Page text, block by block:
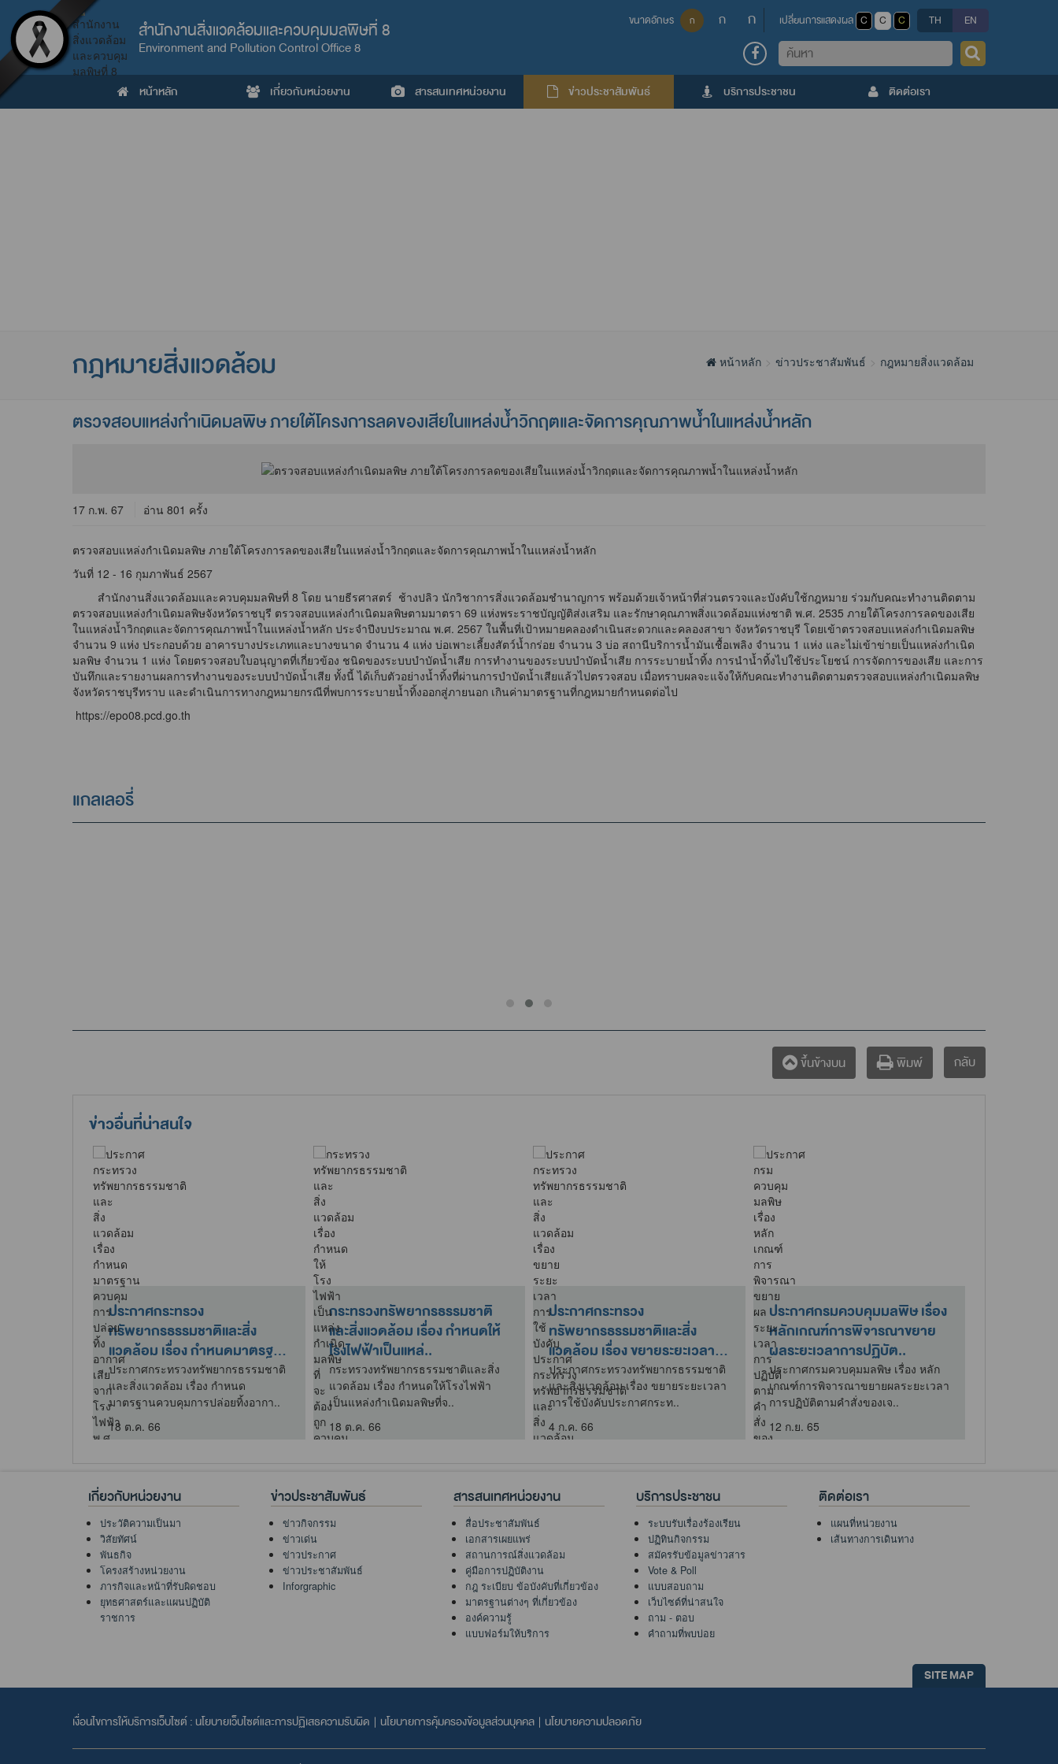
สำนักงานสิ่งแวดล้อมและควบคุมมลพิษที่ 8
Environment and Pollution Control Office 8
ขนาดอักษร ก ก ก เปลี่ยนการแสดงผล C C C TH EN
ค้นหา
หน้าหลัก เกี่ยวกับหน่วยงาน สารสนเทศหน่วยงาน ข่าวประชาสัมพันธ์ บริการประชาชน ติดต่อเรา
กฎหมายสิ่งแวดล้อม หน้าหลัก ข่าวประชาสัมพันธ์ กฎหมายสิ่งแวดล้อม
ตรวจสอบแหล่งกำเนิดมลพิษ ภายใต้โครงการลดของเสียในแหล่งน้ำวิกฤตและจัดการคุณภาพน้ำในแหล่งน้ำหลัก
17 ก.พ. 67 อ่าน 801 ครั้ง
ตรวจสอบแหล่งกำเนิดมลพิษ ภายใต้โครงการลดของเสียในแหล่งน้ำวิกฤตและจัดการคุณภาพน้ำในแหล่งน้ำหลัก
วันที่ 12 - 16 กุมภาพันธ์ 2567
สำนักงานสิ่งแวดล้อมและควบคุมมลพิษที่ 8 โดย นายธีรศาสตร์ ช้างปลิว นักวิชาการสิ่งแวดล้อมชำนาญการ พร้อมด้วยเจ้าหน้าที่ส่วนตรวจและบังคับใช้กฎหมาย ร่วมกับคณะทำงานติดตาม
ตรวจสอบแหล่งกำเนิดมลพิษจังหวัดราชบุรี ตรวจสอบแหล่งกำเนิดมลพิษตามมาตรา 69 แห่งพระราชบัญญัติส่งเสริม และรักษาคุณภาพสิ่งแวดล้อมแห่งชาติ พ.ศ. 2535 ภายใต้โครงการลดของเสีย
ในแหล่งน้ำวิกฤตและจัดการคุณภาพน้ำในแหล่งน้ำหลัก ประจำปีงบประมาณ พ.ศ. 2567 ในพื้นที่เป้าหมายคลองดำเนินสะดวกและคลองสาขา จังหวัดราชบุรี โดยเข้าตรวจสอบแหล่งกำเนิดมลพิษ
จำนวน 9 แห่ง ประกอบด้วย อาคารบางประเภทและบางขนาด จำนวน 4 แห่ง บ่อเพาะเลี้ยงสัตว์น้ำกร่อย จำนวน 3 บ่อ สถานีบริการน้ำมันเชื้อเพลิง จำนวน 1 แห่ง และไม่เข้าข่ายเป็นแหล่งกำเนิด
มลพิษ จำนวน 1 แห่ง โดยตรวจสอบใบอนุญาตที่เกี่ยวข้อง ชนิดของระบบบำบัดน้ำเสีย การทำงานของระบบบำบัดน้ำเสีย การระบายน้ำทิ้ง การนำน้ำทิ้งไปใช้ประโยชน์ การจัดการของเสีย และการ
บันทึกและรายงานผลการทำงานของระบบบำบัดน้ำเสีย ทั้งนี้ ได้เก็บตัวอย่างน้ำทิ้งที่ผ่านการบำบัดน้ำเสียแล้วไปตรวจสอบ เมื่อทราบผลจะแจ้งให้กับคณะทำงานติดตามตรวจสอบแหล่งกำเนิดมลพิษ
จังหวัดราชบุรีทราบ และดำเนินการทางกฎหมายกรณีที่พบการระบายน้ำทิ้งออกสู่ภายนอก เกินค่ามาตรฐานที่กฎหมายกำหนดต่อไป
https://epo08.pcd.go.th
แกลเลอรี่
ขึ้นข้างบน พิมพ์ กลับ
ข่าวอื่นที่น่าสนใจ
ประกาศกระทรวง
ทรัพยากรธรรมชาติและสิ่ง
แวดล้อม เรื่อง กำหนดมาตรฐาน
ควบคุมก..
ประกาศกระทรวงทรัพยากรธรรมชาติ
และสิ่งแวดล้อม เรื่อง กำหนด
มาตรฐานควบคุมการปล่อยทิ้งอากา..
18 ต.ค. 66
กระทรวงทรัพยากรธรรมชาติ
และสิ่งแวดล้อม เรื่อง กำหนดให้
โรงไฟฟ้าเป็นแหล่..
กระทรวงทรัพยากรธรรมชาติและสิ่ง
แวดล้อม เรื่อง กำหนดให้โรงไฟฟ้า
เป็นแหล่งกำเนิดมลพิษที่จ..
18 ต.ค. 66
ประกาศกระทรวง
ทรัพยากรธรรมชาติและสิ่ง
แวดล้อม เรื่อง ขยายระยะเวลา
การใช้บ..
ประกาศกระทรวงทรัพยากรธรรมชาติ
และสิ่งแวดล้อม เรื่อง ขยายระยะเวลา
การใช้บังคับประกาศกระท..
4 ก.ค. 66
ประกาศกรมควบคุมมลพิษ เรื่อง
หลักเกณฑ์การพิจารณาขยาย
ผลระยะเวลาการปฏิบัต..
ประกาศกรมควบคุมมลพิษ เรื่อง หลัก
เกณฑ์การพิจารณาขยายผลระยะเวลา
การปฏิบัติตามคำสั่งของเจ..
12 ก.ย. 65
เกี่ยวกับหน่วยงาน
ประวัติความเป็นมา
วิสัยทัศน์
พันธกิจ
โครงสร้างหน่วยงาน
ภารกิจและหน้าที่รับผิดชอบ
ยุทธศาสตร์และแผนปฏิบัติ
ราชการ
ข่าวประชาสัมพันธ์
ข่าวกิจกรรม
ข่าวเด่น
ข่าวประกาศ
ข่าวประชาสัมพันธ์
Inforgraphic
สารสนเทศหน่วยงาน
สื่อประชาสัมพันธ์
เอกสารเผยแพร่
สถานการณ์สิ่งแวดล้อม
คู่มือการปฏิบัติงาน
กฎ ระเบียบ ข้อบังคับที่เกี่ยวข้อง
มาตรฐานต่างๆ ที่เกี่ยวข้อง
องค์ความรู้
แบบฟอร์มให้บริการ
บริการประชาชน
ระบบรับเรื่องร้องเรียน
ปฏิทินกิจกรรม
สมัครรับข้อมูลข่าวสาร
Vote & Poll
แบบสอบถาม
เว็บไซต์ที่น่าสนใจ
ถาม - ตอบ
คำถามที่พบบ่อย
ติดต่อเรา
แผนที่หน่วยงาน
เส้นทางการเดินทาง
SITE MAP
เงื่อนไขการให้บริการเว็บไซต์ : นโยบายเว็บไซต์และการปฏิเสธความรับผิด | นโยบายการคุ้มครองข้อมูลส่วนบุคคล | นโยบายความปลอดภัย